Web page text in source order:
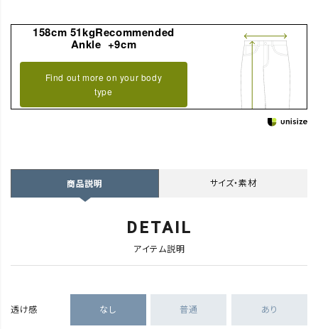
158cm 51kgRecommended
Ankle +9cm
Find out more on your body
type
商品説明 サイズ・素材
DETAIL
アイテム説明
透け感 なし 普通 あり